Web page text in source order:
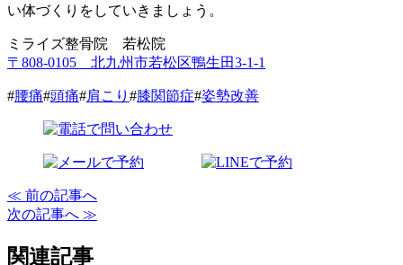
い体づくりをしていきましょう。
ミライズ整骨院 若松院
〒808-0105 北九州市若松区鴨生田3-1-1
#腰痛#頭痛#肩こり #膝関節症#姿勢改善
≪ 前の記事へ
次の記事へ ≫
関連記事